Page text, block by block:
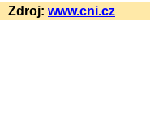
Zdroj: www.cni.cz